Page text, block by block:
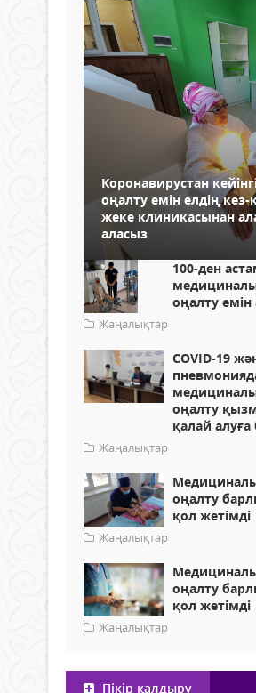
Коронавирустан
оңалту емін елдің кез-
жеке клиникасынан
аласыз
100-ден
оңалту
Жаңалықтар
COVID-19
оңалту
қалай
Жаңалықтар
оңалту
қол жетімді
Жаңалықтар
оңалту
қол жетімді
Жаңалықтар
Пікір қалдыру